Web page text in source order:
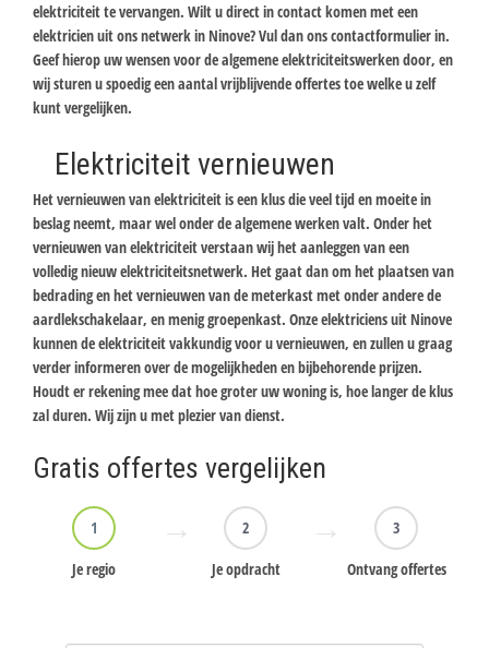
elektriciteit te vervangen. Wilt u direct in contact komen met een
elektricien uit ons netwerk in Ninove? Vul dan ons contactformulier in.
Geef hierop uw wensen voor de algemene elektriciteitswerken door, en
wij sturen u spoedig een aantal vrijblijvende offertes toe welke u zelf
kunt vergelijken.
Elektriciteit vernieuwen
Het vernieuwen van elektriciteit is een klus die veel tijd en moeite in
beslag neemt, maar wel onder de algemene werken valt. Onder het
vernieuwen van elektriciteit verstaan wij het aanleggen van een
volledig nieuw elektriciteitsnetwerk. Het gaat dan om het plaatsen van
bedrading en het vernieuwen van de meterkast met onder andere de
aardlekschakelaar, en menig groepenkast. Onze elektriciens uit Ninove
kunnen de elektriciteit vakkundig voor u vernieuwen, en zullen u graag
verder informeren over de mogelijkheden en bijbehorende prijzen.
Houdt er rekening mee dat hoe groter uw woning is, hoe langer de klus
zal duren. Wij zijn u met plezier van dienst.
Gratis offertes vergelijken
1
Je regio
2
Je opdracht
3
Ontvang offertes